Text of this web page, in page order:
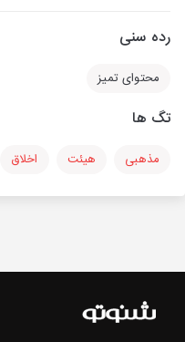
رده سنی
محتوای تمیز
تگ ها
مذهبی هیئت اخلاق